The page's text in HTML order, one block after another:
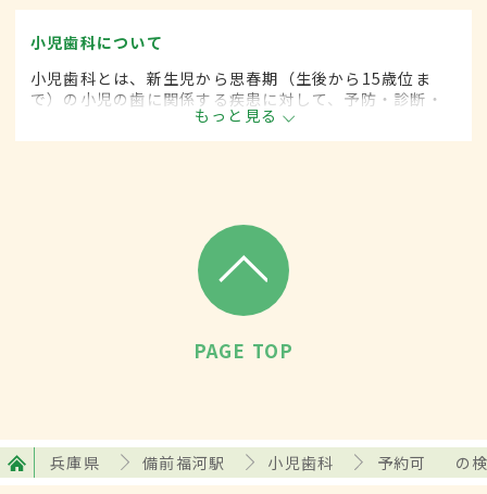
小児歯科について
小児歯科とは、新生児から思春期（生後から15歳位ま
で）の小児の歯に関係する疾患に対して、予防・診断・
治療する歯科の一領域です。
もっと見る
PAGE TOP
兵庫県 備前福河駅 小児歯科 予約可 の